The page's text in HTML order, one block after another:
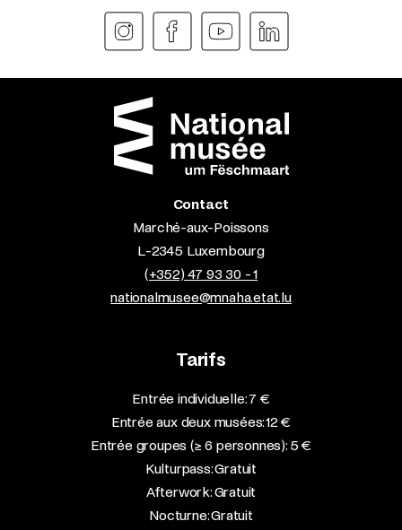
Contact
Marché-aux-Poissons
L-2345 Luxembourg
(+352) 47 93 30 - 1
nationalmusee@mnaha.etat.lu
Tarifs
Entrée individuelle: 7 €
Entrée aux deux musées: 12 €
Entrée groupes (≥ 6 personnes): 5 €
Kulturpass: Gratuit
Afterwork: Gratuit
Nocturne: Gratuit